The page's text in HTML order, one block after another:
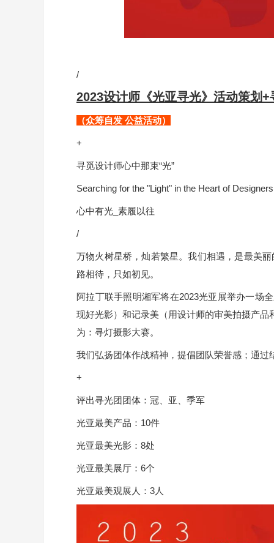
/
2023设计师《光亚寻光》活动策划+
（众筹自发 公益活动）
+
寻觅设计师心中那束“光”
Searching for the "Light" in the Heart of Designers
心中有光_素履以往
/
万物火树星桥，灿若繁星。我们相遇，是最美
路相待，只如初见。
阿拉丁联手照明湘军将在2023光亚展举办一场
现好光影）和记录美（用设计师的审美拍摄产
为：寻灯摄影大赛。
我们弘扬团体作战精神，提倡团队荣誉感；通
+
评出寻光团团体：冠、亚、季军
光亚最美产品：10件
光亚最美光影：8处
光亚最美展厅：6个
光亚最美观展人：3人